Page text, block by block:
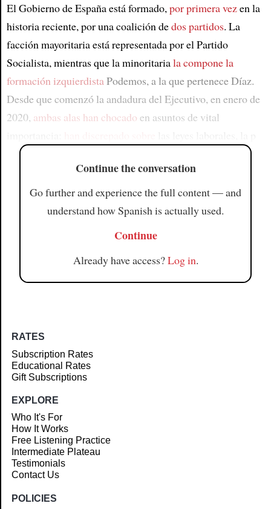
El Gobierno de España está formado,por primera vezen la
historia reciente, por una coalición dedos partidos. La
facción mayoritaria está representada por el Partido
Socialista, mientras que la minoritariala compone la
formación izquierdistaPodemos, a la que pertenece Díaz.
Desde que comenzó la andadura del Ejecutivo, en enero de
2020, ambas alas han chocado en asuntos de vital
Continue the conversation
Go further and experience the full content — and
understand how Spanish is actually used.
Continue
Already have access?Log in.
RATES
Subscription Rates
Educational Rates
Gift Subscriptions
EXPLORE
Who It's For
How It Works
Free Listening Practice
Intermediate Plateau
Testimonials
Contact Us
POLICIES